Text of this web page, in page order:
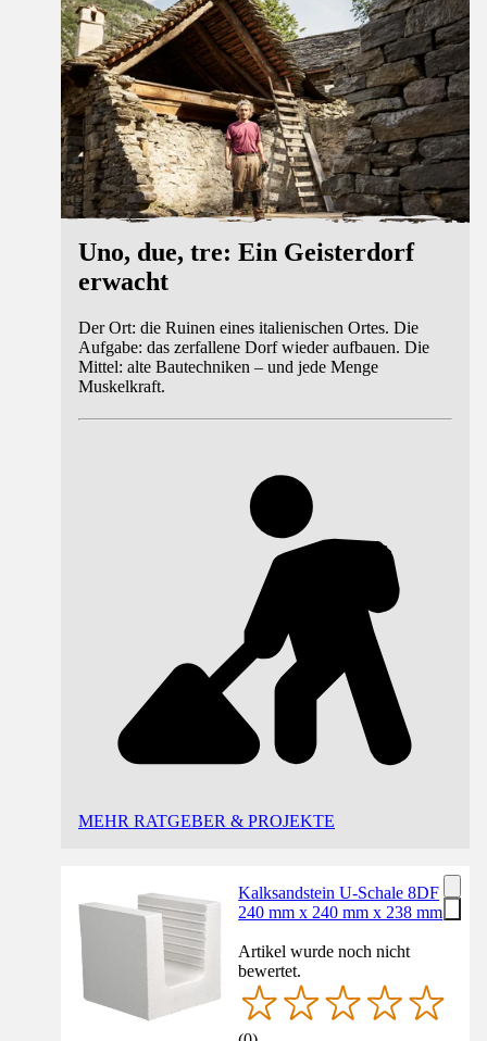
Uno, due, tre: Ein Geisterdorf
erwacht
Der Ort: die Ruinen eines italienischen Ortes. Die
Aufgabe: das zerfallene Dorf wieder aufbauen. Die
Mittel: alte Bautechniken – und jede Menge
Muskelkraft.
MEHR RATGEBER & PROJEKTE
Kalksandstein U-Schale 8DF
240 mm x 240 mm x 238 mm
Artikel wurde noch nicht
bewertet.